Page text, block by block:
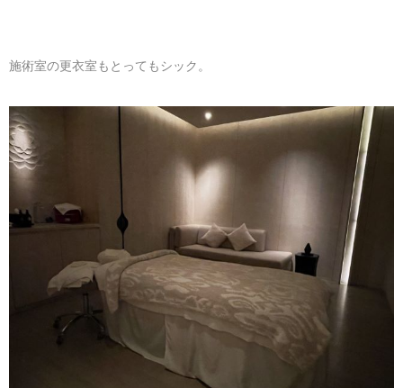
施術室の更衣室もとってもシック。